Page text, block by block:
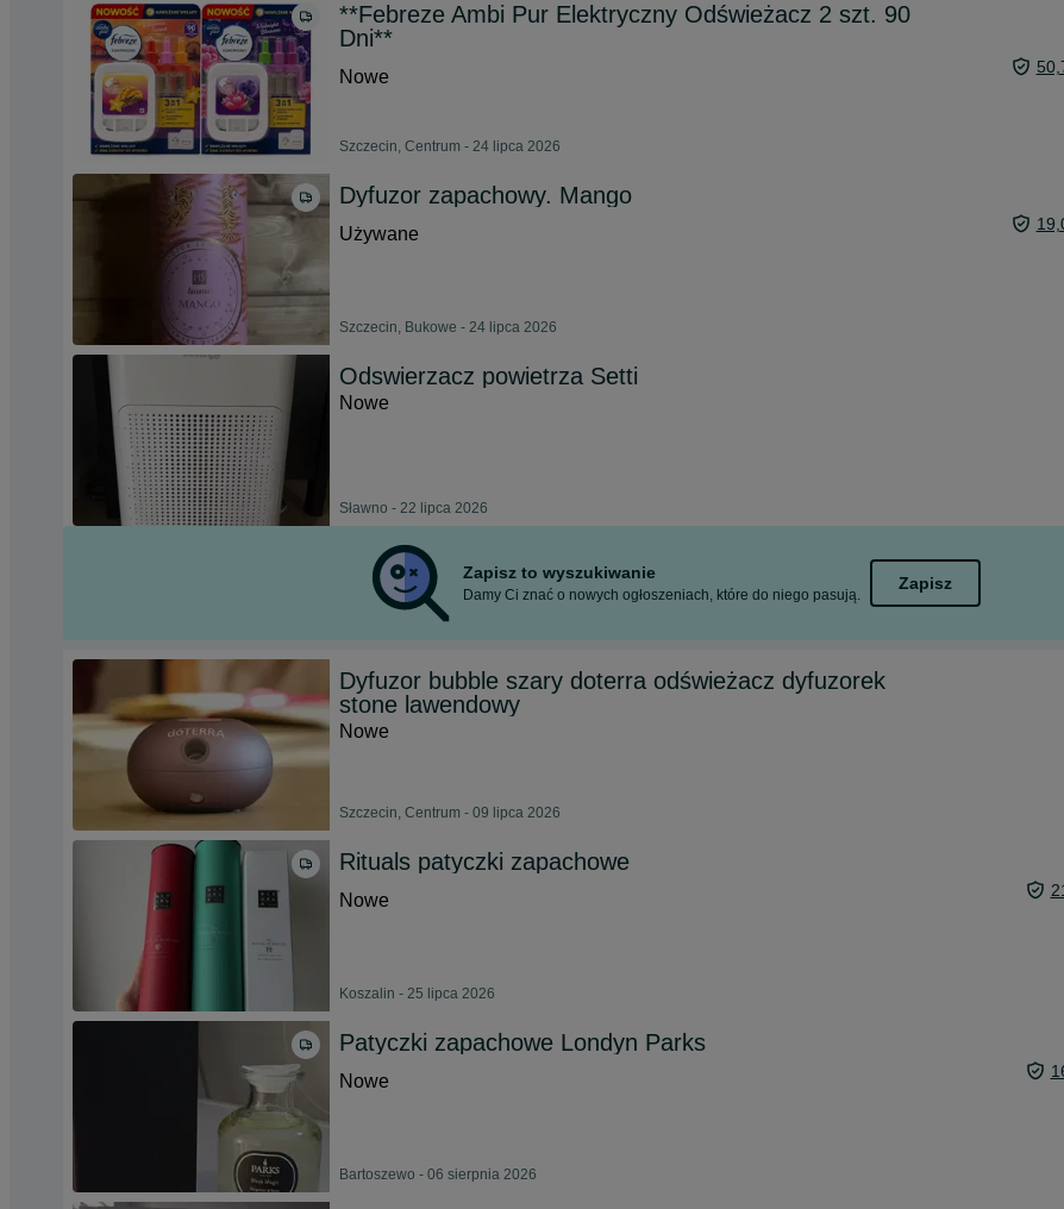
**Febreze Ambi Pur Elektryczny Odświeżacz 2 szt. 90
Dni**
Nowe
Szczecin, Centrum - 24 lipca 2026
Dyfuzor zapachowy. Mango
Używane
Szczecin, Bukowe - 24 lipca 2026
Odswierzacz powietrza Setti
Nowe
Sławno - 22 lipca 2026
Zapisz to wyszukiwanie
Damy Ci znać o nowych ogłoszeniach, które do niego pasują.
Zapisz
Dyfuzor bubble szary doterra odświeżacz dyfuzorek
stone lawendowy
Nowe
Szczecin, Centrum - 09 lipca 2026
Rituals patyczki zapachowe
Nowe
Koszalin - 25 lipca 2026
Patyczki zapachowe Londyn Parks
Nowe
Bartoszewo - 06 sierpnia 2026